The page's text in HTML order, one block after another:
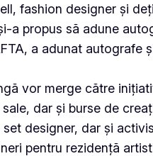
fashion designer și
a propus să adune
a adunat autografe
vor merge către
dar și burse de
designer, dar și
pentru rezidență